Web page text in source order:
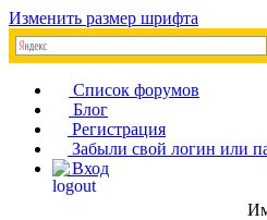
Изменить размер шрифта
Список форумов
Блог
Регистрация
Забыли свой логин или
Вход